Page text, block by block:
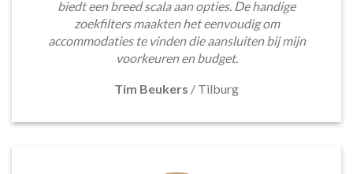
biedt een breed scala aan opties. De handige
zoekfilters maakten het eenvoudig om
accommodaties te vinden die aansluiten bij mijn
voorkeuren en budget.
Tim Beukers / Tilburg